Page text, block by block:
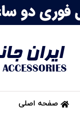
صفحه اصلی